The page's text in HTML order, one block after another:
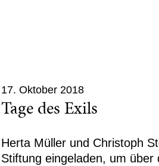
17. Oktober 2018
Tage des Exils
Herta Müller und Christoph
Stiftung eingeladen, um